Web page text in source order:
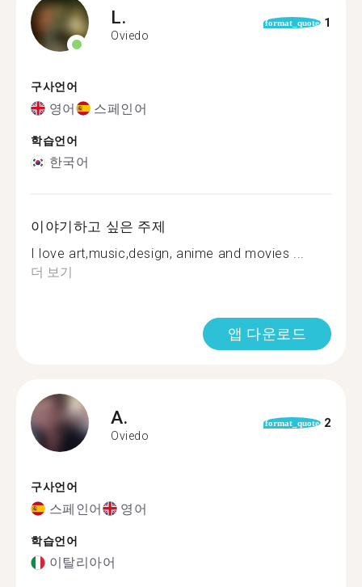
L.
Oviedo
format_quote 1
구사언어
영어 스페인어
학습언어
한국어
이야기하고 싶은 주제
I love art,music,design, anime and movies ...
더 보기
앱 다운로드
A.
Oviedo
format_quote 2
구사언어
스페인어 영어
학습언어
이탈리아어